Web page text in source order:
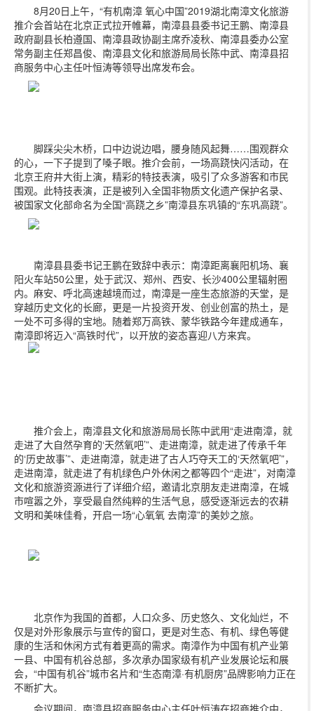
8月20日上午，“有机南漳 氧心中国”2019湖北南漳文化旅游
推介会首站在北京正式拉开帷幕，南漳县县委书记王鹏、南漳县
政府副县长柏遵国、南漳县政协副主席乔凌秋、南漳县委办公室
常务副主任郑昌俊、南漳县文化和旅游局局长陈中武、南漳县招
商服务中心主任叶恒涛等领导出席发布会。
脚踩尖尖木桥，口中边说边唱，腰身随风起舞……围观群众
的心，一下子提到了嗓子眼。推介会前，一场高跷快闪活动，在
北京王府井大街上演，精彩的特技表演，吸引了众多游客和市民
围观。此特技表演，正是被列入全国非物质文化遗产保护名录、
被国家文化部命名为全国“高跷之乡”南漳县东巩镇的“东巩高跷”。
南漳县县委书记王鹏在致辞中表示：南漳距离襄阳机场、襄
阳火车站50公里，处于武汉、郑州、西安、长沙400公里辐射圈
内。麻安、呼北高速越境而过，南漳是一座生态旅游的天堂，是
穿越历史文化的长廊，更是一片投资开发、创业创富的热土，是
一处不可多得的宝地。随着郑万高铁、蒙华铁路今年建成通车，
南漳即将迈入“高铁时代”，以开放的姿态喜迎八方来宾。
推介会上，南漳县文化和旅游局局长陈中武用“走进南漳，就
走进了大自然孕育的‘天然氧吧’”、走进南漳，就走进了传承千年
的‘历史故事’”、走进南漳，就走进了古人巧夺天工的‘天然氧吧’”，
走进南漳，就走进了有机绿色户外休闲之都等四个“走进”，对南漳
文化和旅游资源进行了详细介绍，邀请北京朋友走进南漳，在城
市喧嚣之外，享受最自然纯粹的生活气息，感受逐渐远去的农耕
文明和美味佳肴，开启一场“心氧氧 去南漳”的美妙之旅。
北京作为我国的首都，人口众多、历史悠久、文化灿烂，不
仅是对外形象展示与宣传的窗口，更是对生态、有机、绿色等健
康的生活和休闲方式有着更高的需求。南漳作为中国有机产业第
一县、中国有机谷总部，多次承办国家级有机产业发展论坛和展
会，“中国有机谷”城市名片和“生态南漳·有机厨房”品牌影响力正在
不断扩大。